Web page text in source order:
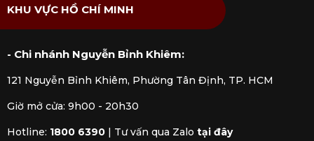
chính hãng được kiểm định rõ ràng bởi các cơ quan
chức năng. Mua hàng tại Kitchen Koncept khách
hàng sẽ yên tâm khi nhận được đầy đủ chế độ bảo
KHU VỰC HỒ CHÍ MINH
- Chi nhánh Nguyễn Bỉnh Khiêm:
121 Nguyễn Bỉnh Khiêm, Phường Tân Định, TP. HCM
Giờ mở cửa: 9h00 - 20h30
Hotline: 1800 6390 Tư vấn qua Zalo tại đây